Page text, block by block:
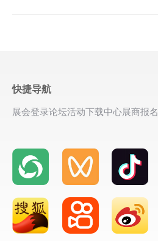
快捷导航
展会登录论坛活动下载中心展商报名